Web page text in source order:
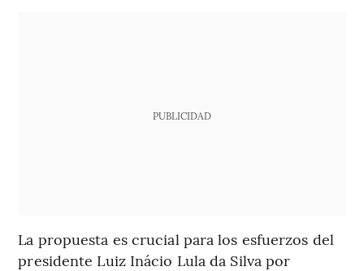
PUBLICIDAD
La propuesta es crucial para los esfuerzos del
presidente Luiz Inácio Lula da Silva por